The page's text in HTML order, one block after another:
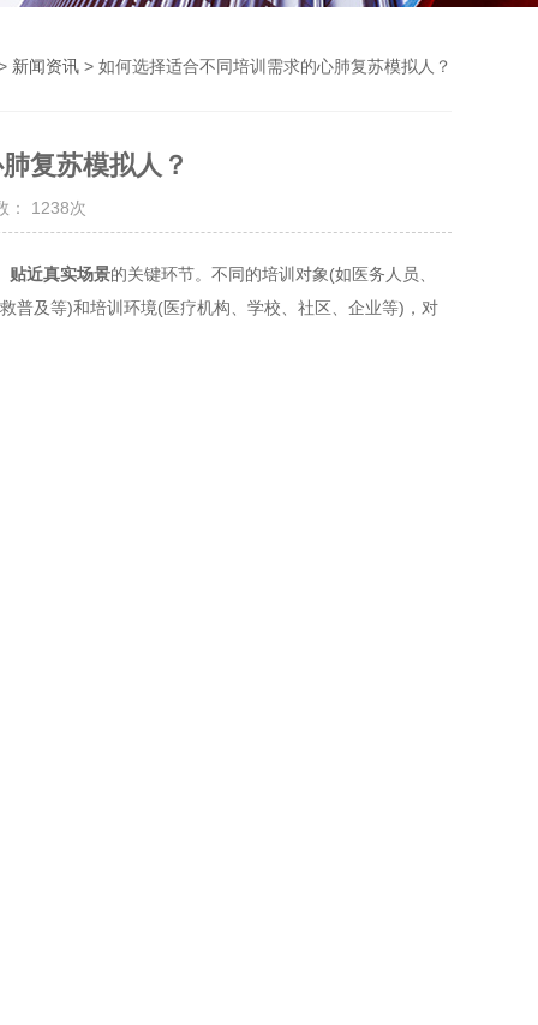
新闻资讯 > 如何选择适合不同培训需求的心肺复苏模拟人？
复苏模拟人？
1238次
贴近真实场景​​的关键环节。不同的培训对象(如医务人员、
普及等)和培训环境(医疗机构、学校、社区、企业等)，对